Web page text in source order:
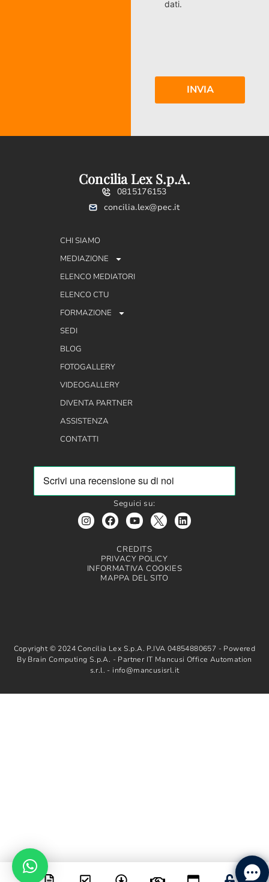
dati.
Concilia Lex S.p.A.
0815176153
concilia.lex@pec.it
CHI SIAMO
MEDIAZIONE
ELENCO MEDIATORI
ELENCO CTU
FORMAZIONE
SEDI
BLOG
FOTOGALLERY
VIDEOGALLERY
DIVENTA PARTNER
ASSISTENZA
CONTATTI
Seguici su:
CREDITS
PRIVACY POLICY
INFORMATIVA COOKIES
MAPPA DEL SITO
Copyright © 2024 Concilia Lex S.p.A. P.IVA 04854880657 - Powered
By Brain Computing S.p.A. - Partner IT Mancusi Office Automation
s.r.l. - info@mancusisrl.it